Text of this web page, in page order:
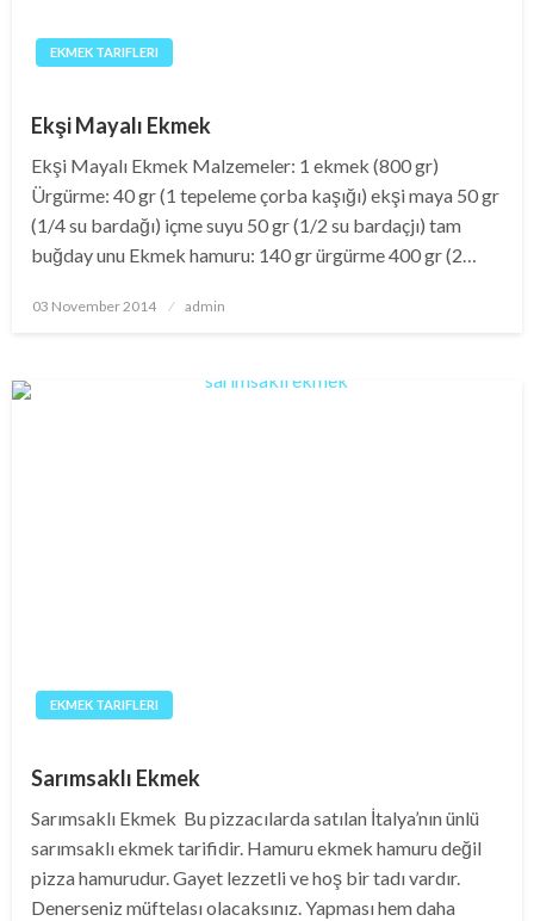
EKMEK TARIFLERI
Ekşi Mayalı Ekmek
Ekşi Mayalı Ekmek Malzemeler: 1 ekmek (800 gr)
Ürgürme: 40 gr (1 tepeleme çorba kaşığı) ekşi maya 50 gr
(1/4 su bardağı) içme suyu 50 gr (1/2 su bardaçjı) tam
buğday unu Ekmek hamuru: 140 gr ürgürme 400 gr (2…
Posted
03 November 2014 admin
EKMEK TARIFLERI
Sarımsaklı Ekmek
Sarımsaklı Ekmek Bu pizzacılarda satılan İtalya’nın ünlü
sarımsaklı ekmek tarifidir. Hamuru ekmek hamuru değil
pizza hamurudur. Gayet lezzetli ve hoş bir tadı vardır.
Denerseniz müftelası olacaksınız. Yapması hem daha